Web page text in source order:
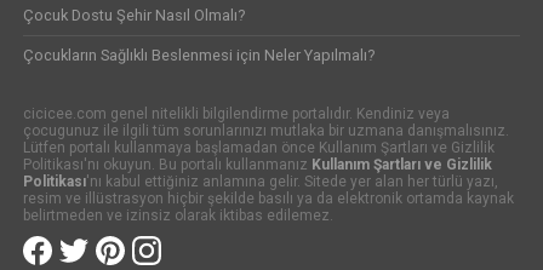
Çocuk Dostu Şehir Nasıl Olmalı?
Çocukların Sağlıklı Beslenmesi için Neler Yapılmalı?
cicicee.com genel nitelikli bilgilendirme portalıdır. Kendiniz veya
çocugunuz ile ilgili tüm sorunlarınızı mutlaka bir uzmana danışmalısınız.
Lütfen portalı kullanmaya başlamadan önce Kullanım Şartları ve Gizlilik
Politikası'nı okuyun. Bu portalı kullanmanız Kullanım Şartları ve Gizlilik
Politikası'nı kabul ettiğiniz anlamına gelir. Sitede yer alan her türlü yazı,
resim ve illüstrasyon hiçbir şekilde basılı ya da elektronik ortamda kaynak
belirtmeden ve izinsiz olarak iktibas edilemez.